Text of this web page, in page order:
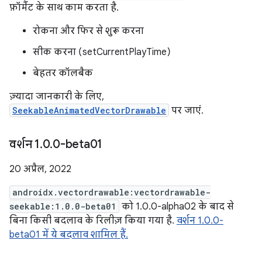
फ़ॉर्मैट के साथ काम करता है.
रोकना और फिर से शुरू करना
सीक करना (setCurrentPlayTime)
बेहतर कॉलबैक
ज़्यादा जानकारी के लिए,
SeekableAnimatedVectorDrawable पर जाएं.
वर्शन 1.0.0-beta01
20 अप्रैल, 2022
androidx.vectordrawable:vectordrawable-
seekable:1.0.0-beta01
को 1.0.0-alpha02 के बाद से
बिना किसी बदलाव के रिलीज़ किया गया है. वर्शन 1.0.0-
beta01 में ये बदलाव शामिल हैं.